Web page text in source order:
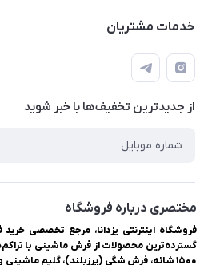
اینترنتی یزدانا
حساب کاربری
لیست محصولات
درباره ما
خدمات مشتریان
راهنمای ثبت سفارش
حریم خصوصی
سوالات متداول
از جدید‌ترین تخفیف‌ها با‌ خبر شوید
مختصری درباره فروشگاه
فروشگاه اینترنتی یزدانا، مرجع تخصصی
۱۵۰۰ شانه، فرش شگی (پرزبلند)، گلیم